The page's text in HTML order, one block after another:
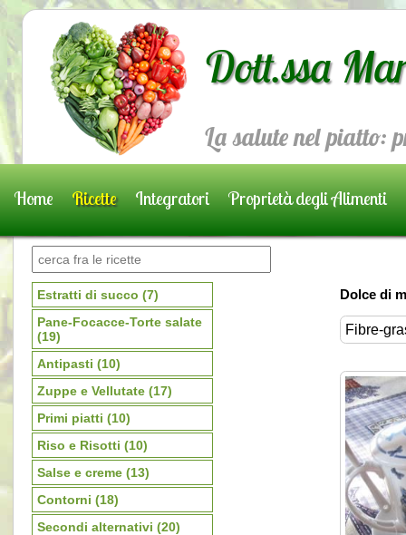
Dott.ssa
La salute nel piatto:
Home Ricette Integratori Proprietà degli Alimenti
Prenota una visita
Estratti di succo (7)
Pane-Focacce-Torte salate
(19)
Antipasti (10)
Zuppe e Vellutate (17)
Primi piatti (10)
Riso e Risotti (10)
Salse e creme (13)
Contorni (18)
Secondi alternativi (20)
Dolce di
Fibre-